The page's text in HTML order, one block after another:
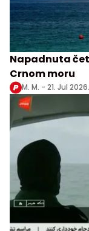
Napadnuta
Crnom moru
M. M. - 21. Jul 2026.